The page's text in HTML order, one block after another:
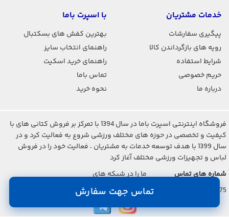
تماس جهت سفارش
خدمات مشتریان
پیگیری سفارشات
رویه های بازگرداندن کالا
شرایط استفاده
حریم خصوصی
درباره ما
با اسپرت باما
بهترین کفش های بسکتبال
راهنمای انتخاب سایز
راهنمای خرید اسکیت
تماس باما
نحوه خرید
فروشگاه اینترنتی اسپرت باما در سال 1394 با تمرکز بر فروش کتانی های با
کیفیت و تخصصی در حوزه های مختلف ورزشی شروع به فعالیت کرد و در
سال 1399 با هدف توسعه خدمات به مشتریان ، فعالیت خود را در فروش
لباس و تجهیزات ورزشی مختلف آغاز کرد
شماره های تماس
021-2842-7275
ما را در شبکه های
اجتماعی دنبال کنید